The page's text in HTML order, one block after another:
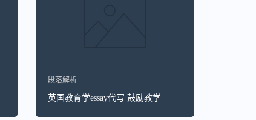
段落解析
英国教育学essay代写 鼓励教学